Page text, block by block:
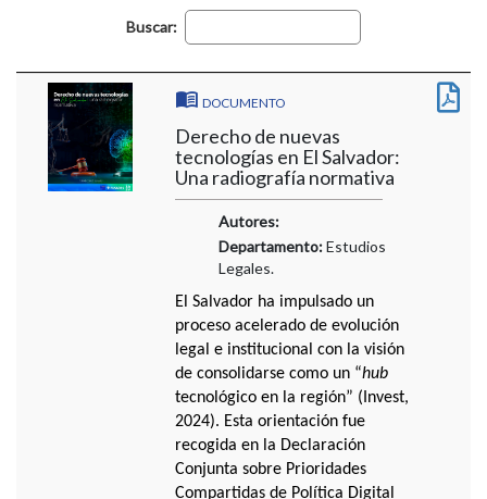
Buscar:
DOCUMENTO
Derecho de nuevas
tecnologías en El Salvador:
Una radiografía normativa
Autores:
Departamento:Estudios
Legales.
El Salvador ha impulsado un
proceso acelerado de evolución
legal e institucional con la visión
de consolidarse como un “hub
tecnológico en la región” (Invest,
2024). Esta orientación fue
recogida en la Declaración
Conjunta sobre Prioridades
Compartidas de Política Digital